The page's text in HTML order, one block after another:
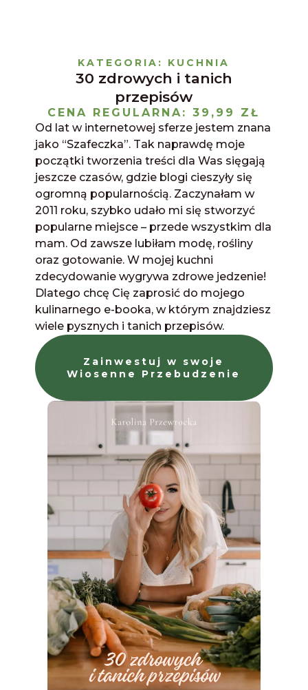
KATEGORIA: KUCHNIA
30 zdrowych i tanich
przepisów
CENA REGULARNA: 39,99 ZŁ
Od lat w internetowej sferze jestem znana
jako “Szafeczka”. Tak naprawdę moje
początki tworzenia treści dla Was sięgają
jeszcze czasów, gdzie blogi cieszyły się
ogromną popularnością. Zaczynałam w
2011 roku, szybko udało mi się stworzyć
popularne miejsce – przede wszystkim dla
mam. Od zawsze lubiłam modę, rośliny
oraz gotowanie. W mojej kuchni
zdecydowanie wygrywa zdrowe jedzenie!
Dlatego chcę Cię zaprosić do mojego
kulinarnego e-booka, w którym znajdziesz
wiele pysznych i tanich przepisów.
Zainwestuj w swoje
Wiosenne Przebudzenie